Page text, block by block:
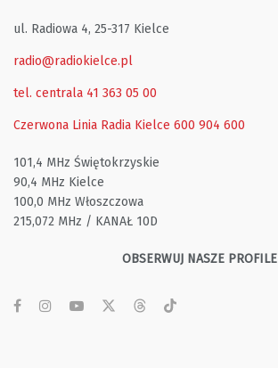
ul. Radiowa 4, 25-317 Kielce
radio@radiokielce.pl
tel. centrala 41 363 05 00
Czerwona Linia Radia Kielce 600 904 600
101,4 MHz Świętokrzyskie
90,4 MHz Kielce
100,0 MHz Włoszczowa
215,072 MHz / KANAŁ 10D
OBSERWUJ NASZE PROFILE